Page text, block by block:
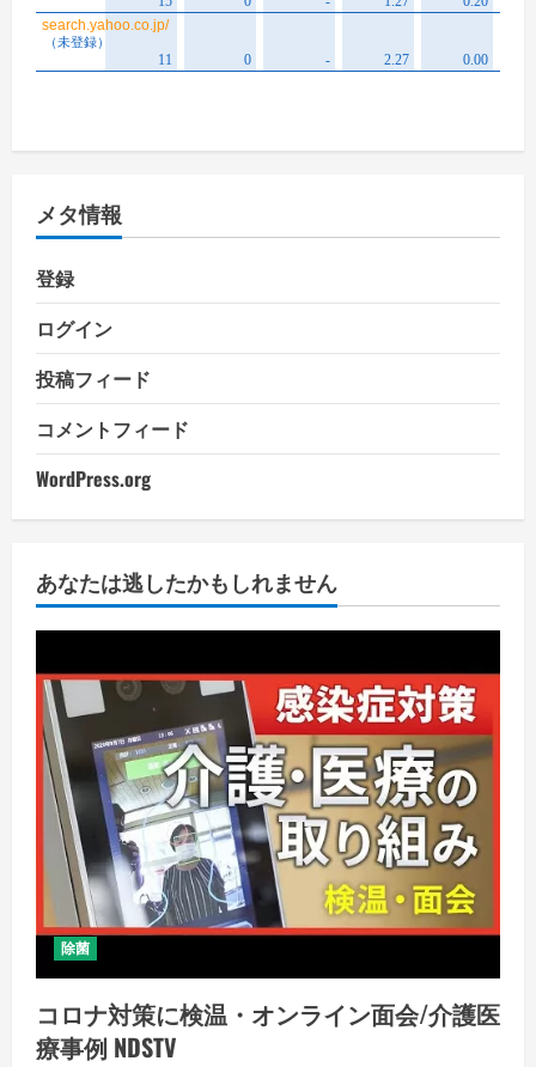
メタ情報
登録
ログイン
投稿フィード
コメントフィード
WordPress.org
あなたは逃したかもしれません
除菌
コロナ対策に検温・オンライン面会/介護医
療事例 NDSTV